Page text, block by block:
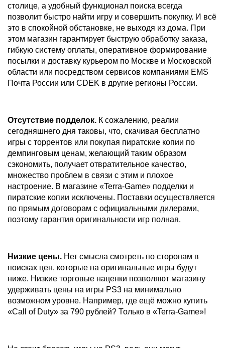
столице, а удобный функционал поиска всегда
позволит быстро найти игру и совершить покупку. И всё
это в спокойной обстановке, не выходя из дома. При
этом магазин гарантирует быструю обработку заказа,
гибкую систему оплаты, оперативное формирование
посылки и доставку курьером по Москве и Московской
области или посредством сервисов компаниями EMS
Почта России или CDEK в другие регионы России.
Отсутствие подделок. К сожалению, реалии
сегодняшнего дня таковы, что, скачивая бесплатно
игры с торрентов или покупая пиратские копии по
демпинговым ценам, желающий таким образом
сэкономить, получает отвратительное качество,
множество проблем в связи с этим и плохое
настроение. В магазине «Terra-Game» подделки и
пиратские копии исключены. Поставки осуществляется
по прямым договорам с официальными дилерами,
поэтому гарантия оригинальности игр полная.
Низкие цены. Нет смысла смотреть по сторонам в
поисках цен, которые на оригинальные игры будут
ниже. Низкие торговые наценки позволяют магазину
удерживать цены на игры PS3 на минимально
возможном уровне. Например, где ещё можно купить
«Call of Duty» за 790 рублей? Только в «Terra-Game»!